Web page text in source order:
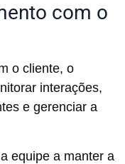
com o
o cliente, o
interações,
e gerenciar a
equipe a manter a